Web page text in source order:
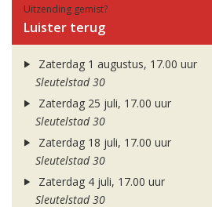
Uitzending gemist?
Luister terug
Zaterdag 1 augustus, 17.00 uur
Sleutelstad 30
Zaterdag 25 juli, 17.00 uur
Sleutelstad 30
Zaterdag 18 juli, 17.00 uur
Sleutelstad 30
Zaterdag 4 juli, 17.00 uur
Sleutelstad 30